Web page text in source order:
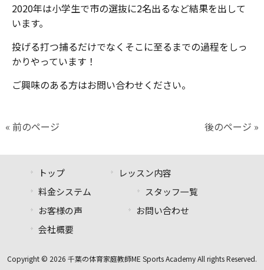
2020年は小学生で市の選抜に2名出るなど結果を出して
います。
投げる打つ捕るだけでなくそこに至るまでの過程をしっ
かりやっています！
ご興味のある方はお問い合わせください。
« 前のページ 後のページ »
トップ
レッスン内容
料金システム
スタッフ一覧
お客様の声
お問い合わせ
会社概要
Copyright © 2026 千葉の体育家庭教師ME Sports Academy All rights Reserved.